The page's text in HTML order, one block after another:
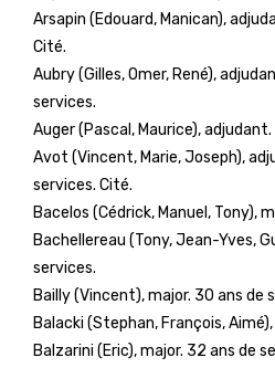
Arsapin (Edouard, Manican),
Cité.
Aubry (Gilles, Omer, René),
services.
Auger (Pascal, Maurice),
Avot (Vincent, Marie, Joseph),
services. Cité.
Bacelos (Cédrick, Manuel, Tony),
Bachellereau (Tony, Jean-Yves,
services.
Bailly (Vincent), major. 30 ans de
Balacki (Stephan, François,
Balzarini (Eric), major. 32 ans de